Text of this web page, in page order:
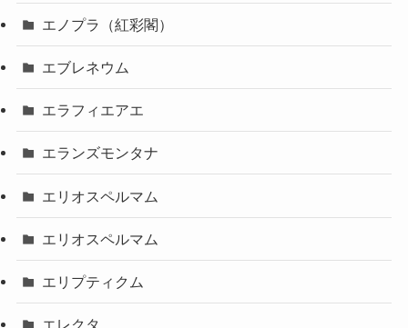
エノプラ（紅彩閣）
エブレネウム
エラフィエアエ
エランズモンタナ
エリオスペルマム
エリオスペルマム
エリプティクム
エレクタ